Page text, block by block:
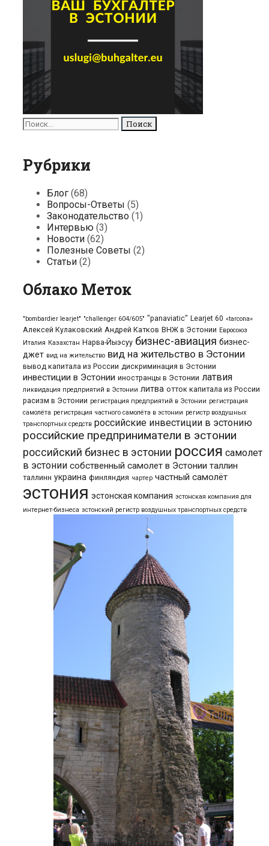
Поиск
для:
Рубрики
Блог (68)
Вопросы-Ответы (5)
Законодательство (1)
Интервью (3)
Новости (62)
Полезные Советы (2)
Статьи (2)
Облако Меток
"bombardier learjet" "challenger 604/605" "panaviatic" Learjet 60 «tarcona»
Алексей Кулаковский Андрей Катков ВНЖ в Эстонии Евросоюз
Италия Казахстан Нарва-Йыэсуу бизнес-авиация бизнес-
джет вид на жительство вид на жительство в Эстонии
вывод капитала из России дискриминация в Эстонии
инвестиции в Эстонии иностранцы в Эстонии латвия
ликвидация предприятий в Эстонии литва отток капитала из России
расизм в Эстонии регистрация предприятий в Эстонии регистрация
самолёта регистрация частного самолёта в эстонии регистр воздушных
транспортных средств российские инвестиции в эстонию
российские предприниматели в эстонии
российский бизнес в эстонии россия самолет
в эстонии собственный самолет в Эстонии таллин
таллинн украина финляндия чартер частный самолёт
эстония эстонская компания эстонская компания для
интернет-бизнеса эстонский регистр воздушных транспортных средств